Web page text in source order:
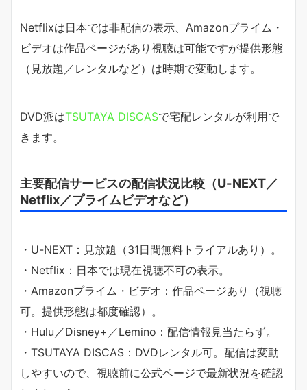
Netflixは日本では非配信の表示、Amazonプライム・
ビデオは作品ページがあり視聴は可能ですが提供形態
（見放題／レンタルなど）は時期で変動します。
DVD派はTSUTAYA DISCASで宅配レンタルが利用で
きます。
主要配信サービスの配信状況比較（U-NEXT／
Netflix／プライムビデオなど）
・U-NEXT：見放題（31日間無料トライアルあり）。
・Netflix：日本では現在視聴不可の表示。
・Amazonプライム・ビデオ：作品ページあり（視聴
可。提供形態は都度確認）。
・Hulu／Disney+／Lemino：配信情報見当たらず。
・TSUTAYA DISCAS：DVDレンタル可。配信は変動
しやすいので、視聴前に公式ページで最新状況を確認